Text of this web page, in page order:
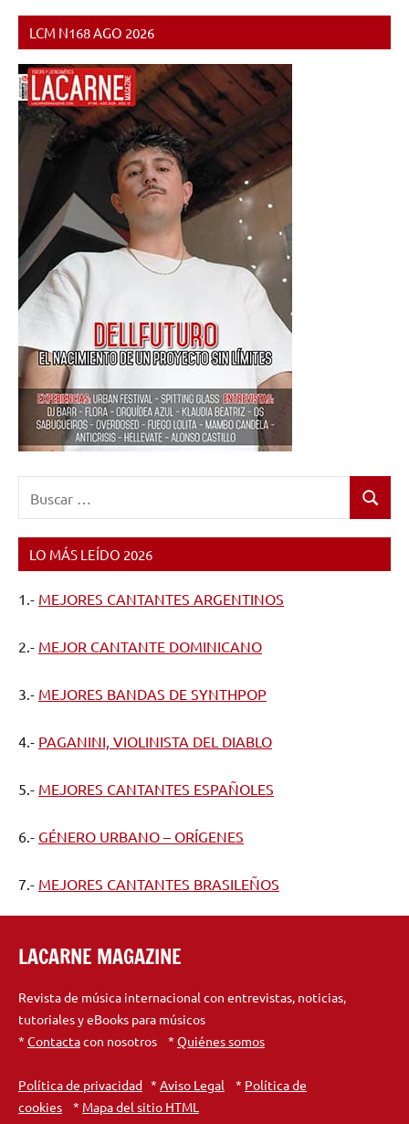
NOTICIAS
LCM N168 AGO 2026
Buscar
LO MÁS LEÍDO 2026
1.- MEJORES CANTANTES ARGENTINOS
2.- MEJOR CANTANTE DOMINICANO
3.- MEJORES BANDAS DE SYNTHPOP
4.- PAGANINI, VIOLINISTA DEL DIABLO
5.- MEJORES CANTANTES ESPAÑOLES
6.- GÉNERO URBANO – ORÍGENES
7.- MEJORES CANTANTES BRASILEÑOS
LACARNE MAGAZINE
Revista de música internacional con entrevistas, noticias,
tutoriales y eBooks para músicos
* Contactacon nosotros * Quiénes somos
Política de privacidad * Aviso Legal * Política de
cookies * Mapa del sitio HTML